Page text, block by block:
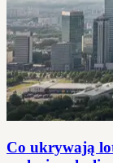
Co ukrywają